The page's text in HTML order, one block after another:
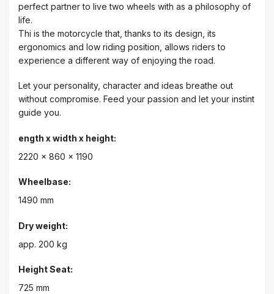
perfect partner to live two wheels with as a philosophy of
life.
Thi is the motorcycle that, thanks to its design, its
ergonomics and low riding position, allows riders to
experience a different way of enjoying the road.
Let your personality, character and ideas breathe out
without compromise. Feed your passion and let your instint
guide you.
ength x width x height:
2220 x 860 x 1190
Wheelbase:
1490 mm
Dry weight:
app. 200 kg
Height Seat:
725 mm